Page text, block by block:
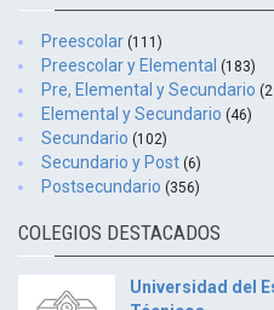
Preescolar (111)
Preescolar y Elemental (183)
Pre, Elemental y Secundario
Elemental y Secundario (46)
Secundario (102)
Secundario y Post (6)
Postsecundario (356)
COLEGIOS DESTACADOS
Universidad del